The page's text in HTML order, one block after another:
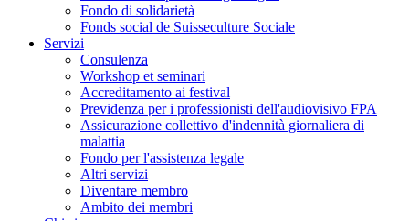
Fondo di solidarietà
Fonds social de Suisseculture Sociale
Servizi
Consulenza
Workshop et seminari
Accreditamento ai festival
Previdenza per i professionisti dell'audiovisivo FPA
Assicurazione collettivo d'indennità giornaliera di
malattia
Fondo per l'assistenza legale
Altri servizi
Diventare membro
Ambito dei membri